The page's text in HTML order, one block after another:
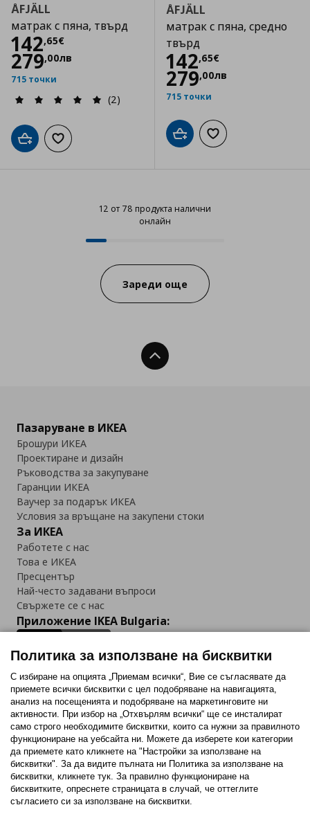
ÅFJÄLL
матрак с пяна, твърд
142,65€
Цена
279,00лв
715 точки
(2)
Добави в кошницата
Добави към списъка с любими
ÅFJÄLL
матрак с пяна, средно
твърд
142,65€
Цена
279,00лв
715 точки
Добави в кошницата
Добави към
12 от 78 продукта налични
онлайн
12 от 78 продукта налични
Progress:
Зареди още
Нагоре
Пазаруване в ИКЕА
Брошури ИКЕА
Проектиране и дизайн
Ръководства за закупуване
Гаранции ИКЕА
Ваучер за подарък ИКЕА
Условия за връщане на закупени стоки
За ИКЕА
Работете с нас
Това е ИКЕА
Пресцентър
Най-често задавани въпроси
Свържете се с нас
Приложение IKEA Bulgaria:
Последвайте ни:
FacebookTwitterYoutubePinterestInstagram
Политика за използване на бисквитки (Cookies)
Политика за използване на бисквитки
С избиране на опцията „Приемам всички“, Вие се съгласявате да
приемете всички бисквитки с цел подобряване на навигацията,
анализ на посещенията и подобряване на маркетинговите ни
активности. При избор на „Отхвърлям всички“ ще се инсталират
само строго необходимитe бисквитки, които са нужни за правилното
функциониране на уебсайта ни. Можете да изберете кои категории
да приемете като кликнете на "Настройки за използване на
бисквитки". За да видите пълната ни Политика за използване на
бисквитки, кликнете тук. За правилно функциониране на
бисквитките, опреснете страницата в случай, че оттеглите
съгласието си за използване на бисквитки.